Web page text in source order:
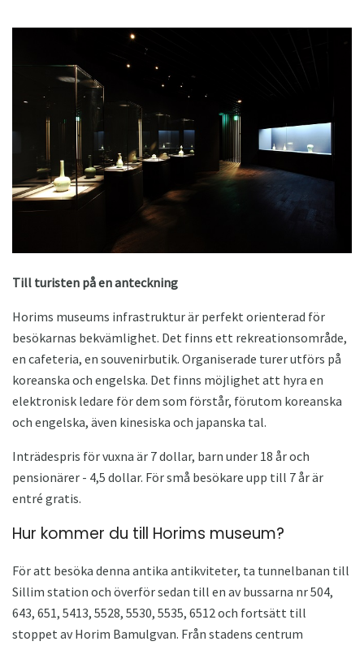
Till turisten på en anteckning
Horims museums infrastruktur är perfekt orienterad för
besökarnas bekvämlighet. Det finns ett rekreationsområde,
en cafeteria, en souvenirbutik. Organiserade turer utförs på
koreanska och engelska. Det finns möjlighet att hyra en
elektronisk ledare för dem som förstår, förutom koreanska
och engelska, även kinesiska och japanska tal.
Inträdespris för vuxna är 7 dollar, barn under 18 år och
pensionärer - 4,5 dollar. För små besökare upp till 7 år är
entré gratis.
Hur kommer du till Horims museum?
För att besöka denna antika antikviteter, ta tunnelbanan till
Sillim station och överför sedan till en av bussarna nr 504,
643, 651, 5413, 5528, 5530, 5535, 6512 och fortsätt till
stoppet av Horim Bamulgvan. Från stadens centrum